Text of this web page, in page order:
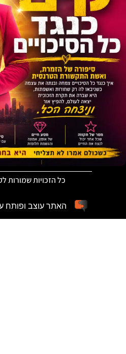
כל הזכויות שמורות לקים
האתר עוצב ופותח על ידי